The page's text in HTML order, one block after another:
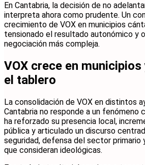
En Cantabria, la decisión de no
interpreta ahora como prudente. Un
crecimiento de VOX en municipios
tensionado el resultado autonómico y
negociación más compleja.
VOX crece en
el tablero
La consolidación de VOX en distintos
Cantabria no responde a un fenómeno
ha reforzado su presencia local,
pública y articulado un discurso
seguridad, defensa del sector primario
que consideran ideológicas.